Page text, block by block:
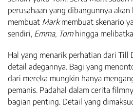
perusahaan yang dibangunnya
membuat Markmembuat skenario
sendiri, Emma, Tomhingga
Hal yang menarik perhatian dari Till
detail adegannya. Bagi yang
dari mereka mungkin hanya
pemanis. Padahal dalam cerita
bagian penting. Detail yang